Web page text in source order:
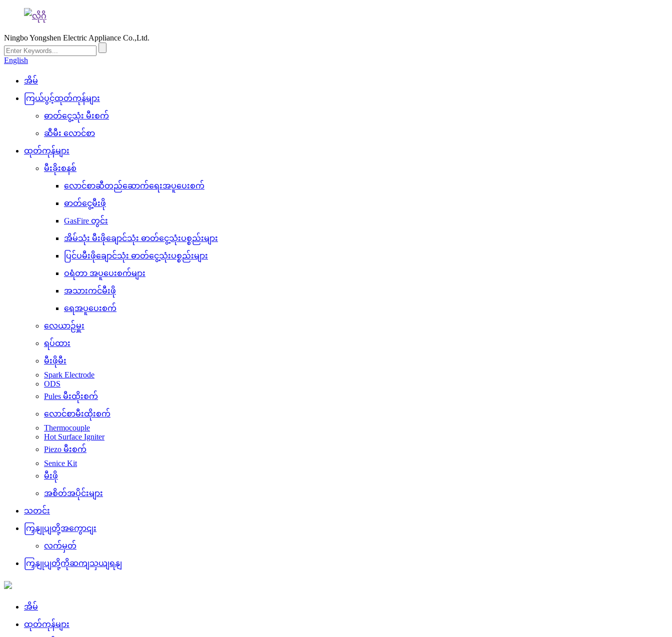
Ningbo Yongshen Electric Appliance Co.,Ltd.
English
အိမ်
ကြယ်ပွင့်ထုတ်ကုန်များ
ဓာတ်ငွေ့သုံး မီးစက်
ဆီမီး လောင်စာ
ထုတ်ကုန်များ
မီးခိုးစနစ်
လောင်စာဆီတည်ဆောက်ရေးအပူပေးစက်
ဓာတ်ငွေ့မီးဖို
GasFire တွင်း
အိမ်သုံး မီးဖိုချောင်သုံး ဓာတ်ငွေ့သုံးပစ္စည်းများ
ပြင်ပမီးဖိုချောင်သုံး ဓာတ်ငွေ့သုံးပစ္စည်းများ
ဝရံတာ အပူပေးစက်များ
အသားကင်မီးဖို
ရေအပူပေးစက်
လေယာဉ်မှူး
ရပ်ထား
မီးဖိုမီး
Spark Electrode
ODS
Pules မီးထိုးစက်
လောင်စာမီးထိုးစက်
Thermocouple
Hot Surface Igniter
Piezo မီးစက်
Senice Kit
မီးဖို
အစိတ်အပိုင်းများ
သတင်း
ကြှနျုပျတို့အကွောငျး
လက်မှတ်
ကြှနျုပျတို့ကိုဆကျသှယျရနျ
အိမ်
ထုတ်ကုန်များ